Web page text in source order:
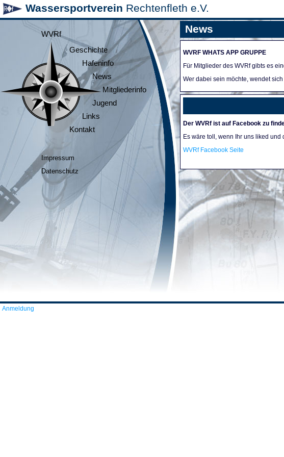
Wassersportverein Rechtenfleth e.V.
WVRf
Geschichte
Hafeninfo
News
Mitgliederinfo
Jugend
Links
Kontakt
Impressum
Datenschutz
News
WVRF WHATS APP GRUPPE
Für Mitglieder des WVRf gibts es
Wer dabei sein möchte, wendet
Der WVRf ist auf Facebook zu
Es wäre toll, wenn Ihr uns liked
WVRf Facebook Seite
Anmeldung